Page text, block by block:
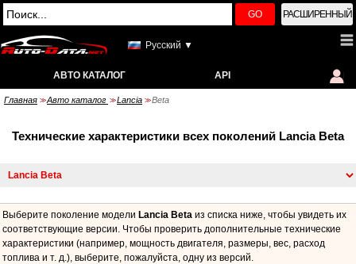
GO РАСШИРЕННЫЙ
Русский ▼
АВТО КАТАЛОГ API
Главная >> Авто каталог >> Lancia >> Beta
Технические характеристики всех поколений Lancia Beta
Выберите поколение модели Lancia Beta из списка ниже, чтобы увидеть их
соответствующие версии. Чтобы проверить дополнительные технические
характеристики (например, мощность двигателя, размеры, вес, расход
топлива и т. д.), выберите, пожалуйста, одну из версий.